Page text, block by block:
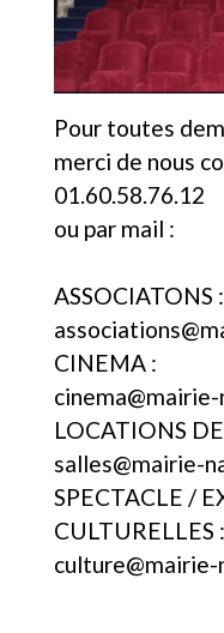
Pour toutes
merci de nous
01.60.58.76.12
ou par mail :
ASSOCIATONS :
CINEMA :
LOCATIONS
salles@mairie-
SPECTACLE /
CULTURELLES :